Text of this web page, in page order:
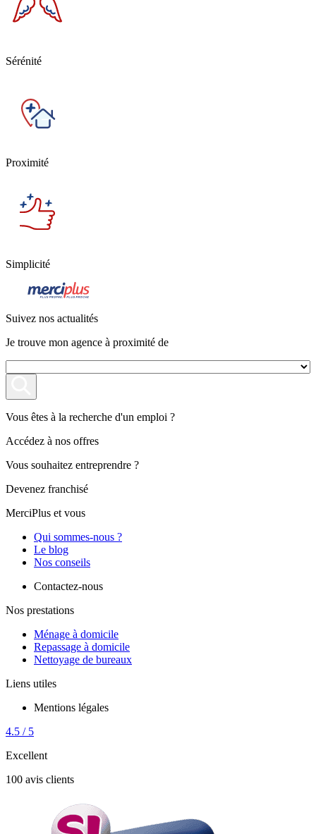
Sérénité
Proximité
Simplicité
Suivez nos actualités
Je trouve mon agence à proximité de
Vous êtes à la recherche d'un emploi ?
Accédez à nos offres
Vous souhaitez entreprendre ?
Devenez franchisé
MerciPlus et vous
Qui sommes-nous ?
Le blog
Nos conseils
Contactez-nous
Nos prestations
Ménage à domicile
Repassage à domicile
Nettoyage de bureaux
Liens utiles
Mentions légales
4.5 / 5
Excellent
100 avis clients